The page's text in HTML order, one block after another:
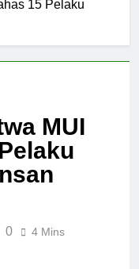
15 Pelaku
MUI
0 4 Mins